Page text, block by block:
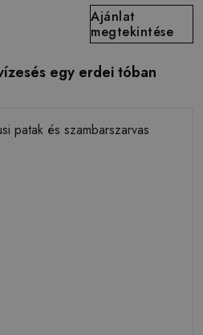
Ajánlat
megtekintése
egy erdei tóban